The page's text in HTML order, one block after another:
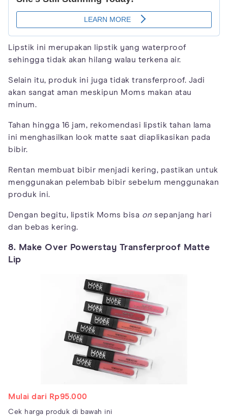
Lipstik ini merupakan lipstik yang waterproof
sehingga tidak akan hilang walau terkena air.
Selain itu, produk ini juga tidak transferproof. Jadi
akan sangat aman meskipun Moms makan atau
minum.
Tahan hingga 16 jam, rekomendasi lipstik tahan lama
ini menghasilkan look matte saat diaplikasikan pada
bibir.
Rentan membuat bibir menjadi kering, pastikan untuk
menggunakan pelembab bibir sebelum menggunakan
produk ini.
Dengan begitu, lipstik Moms bisa on sepanjang hari
dan bebas kering.
8. Make Over Powerstay Transferproof Matte
Lip
Mulai dari Rp95.000
Cek harga produk di bawah ini